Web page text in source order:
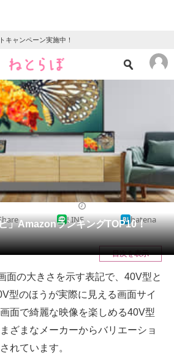
キャンペーン実施中！
ニュース
クイズ
リサーチ
ページ
レンド
の未来
」AmazonランキングTOP10！
LINE hatena
目次を表示
の大きさを示す表記で、40V型と
型のほうが実際に見える画面サイ
面で綺麗な映像を楽しめる40V型
ざまなメーカーからバリエーショ
れています。